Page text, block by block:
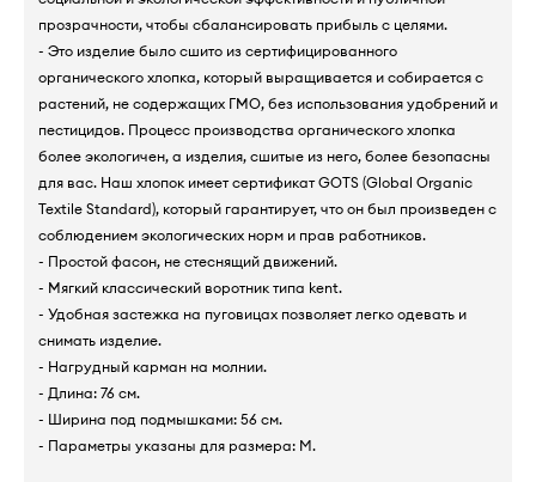
прозрачности, чтобы сбалансировать прибыль с целями.
- Это изделие было сшито из сертифицированного
органического хлопка, который выращивается и собирается с
растений, не содержащих ГМО, без использования удобрений и
пестицидов. Процесс производства органического хлопка
более экологичен, а изделия, сшитые из него, более безопасны
для вас. Наш хлопок имеет сертификат GOTS (Global Organic
Textile Standard), который гарантирует, что он был произведен с
соблюдением экологических норм и прав работников.
- Простой фасон, не стеснящий движений.
- Мягкий классический воротник типа kent.
- Удобная застежка на пуговицах позволяет легко одевать и
снимать изделие.
- Нагрудный карман на молнии.
- Длина: 76 см.
- Ширина под подмышками: 56 см.
- Параметры указаны для размера: M.